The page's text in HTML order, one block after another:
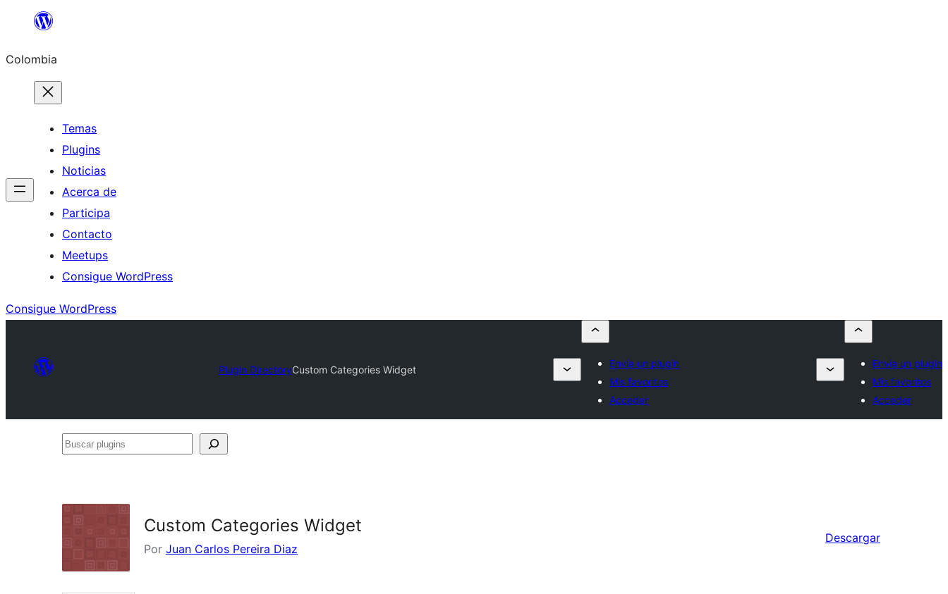
Saltar
contenido
Colombia
Temas
Plugins
Noticias
Acerca de
Participa
Contacto
Meetups
Consigue WordPress
Consigue WordPress
Plugin DirectoryCustom Categories Widget
Envía un plugin
Mis favoritos
Acceder
Envía un plugin
Mis favoritos
Acceder
Buscar
Custom Categories Widget
Por Juan Carlos Pereira Diaz
Descargar